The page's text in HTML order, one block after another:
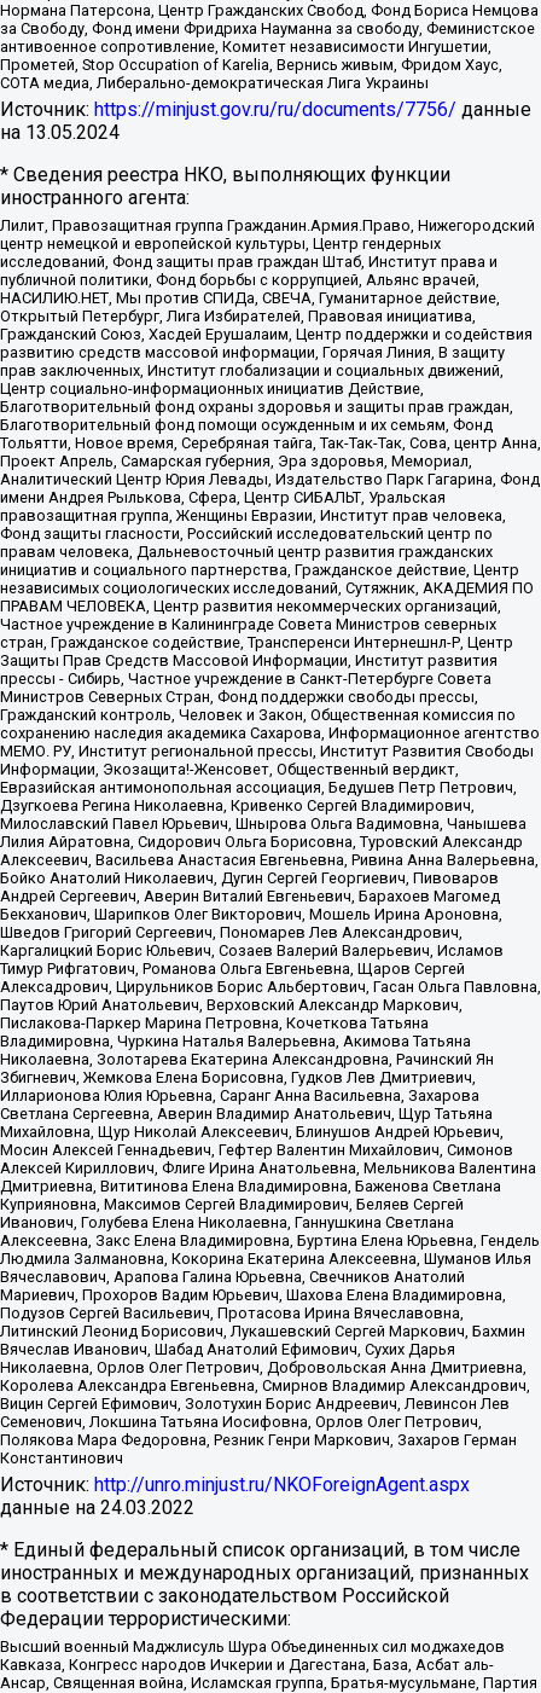
Нормана Патерсона, Центр Гражданских Свобод, Фонд Бориса Немцова
за Свободу, Фонд имени Фридриха Науманна за свободу, Феминистское
антивоенное сопротивление, Комитет независимости Ингушетии,
Прометей, Stop Occupation of Karelia, Вернись живым, Фридом Хаус,
СОТА медиа, Либерально-демократическая Лига Украины
Источник: https://minjust.gov.ru/ru/documents/7756/ данные
на 13.05.2024
* Сведения реестра НКО, выполняющих функции
иностранного агента:
Лилит, Правозащитная группа Гражданин.Армия.Право, Нижегородский
центр немецкой и европейской культуры, Центр гендерных
исследований, Фонд защиты прав граждан Штаб, Институт права и
публичной политики, Фонд борьбы с коррупцией, Альянс врачей,
НАСИЛИЮ.НЕТ, Мы против СПИДа, СВЕЧА, Гуманитарное действие,
Открытый Петербург, Лига Избирателей, Правовая инициатива,
Гражданский Союз, Хасдей Ерушалаим, Центр поддержки и содействия
развитию средств массовой информации, Горячая Линия, В защиту
прав заключенных, Институт глобализации и социальных движений,
Центр социально-информационных инициатив Действие,
Благотворительный фонд охраны здоровья и защиты прав граждан,
Благотворительный фонд помощи осужденным и их семьям, Фонд
Тольятти, Новое время, Серебряная тайга, Так-Так-Так, Сова, центр Анна,
Проект Апрель, Самарская губерния, Эра здоровья, Мемориал,
Аналитический Центр Юрия Левады, Издательство Парк Гагарина, Фонд
имени Андрея Рылькова, Сфера, Центр СИБАЛЬТ, Уральская
правозащитная группа, Женщины Евразии, Институт прав человека,
Фонд защиты гласности, Российский исследовательский центр по
правам человека, Дальневосточный центр развития гражданских
инициатив и социального партнерства, Гражданское действие, Центр
независимых социологических исследований, Сутяжник, АКАДЕМИЯ ПО
ПРАВАМ ЧЕЛОВЕКА, Центр развития некоммерческих организаций,
Частное учреждение в Калининграде Совета Министров северных
стран, Гражданское содействие, Трансперенси Интернешнл-Р, Центр
Защиты Прав Средств Массовой Информации, Институт развития
прессы - Сибирь, Частное учреждение в Санкт-Петербурге Совета
Министров Северных Стран, Фонд поддержки свободы прессы,
Гражданский контроль, Человек и Закон, Общественная комиссия по
сохранению наследия академика Сахарова, Информационное агентство
МЕМО. РУ, Институт региональной прессы, Институт Развития Свободы
Информации, Экозащита!-Женсовет, Общественный вердикт,
Евразийская антимонопольная ассоциация, Бедушев Петр Петрович,
Дзугкоева Регина Николаевна, Кривенко Сергей Владимирович,
Милославский Павел Юрьевич, Шнырова Ольга Вадимовна, Чанышева
Лилия Айратовна, Сидорович Ольга Борисовна, Туровский Александр
Алексеевич, Васильева Анастасия Евгеньевна, Ривина Анна Валерьевна,
Бойко Анатолий Николаевич, Дугин Сергей Георгиевич, Пивоваров
Андрей Сергеевич, Аверин Виталий Евгеньевич, Барахоев Магомед
Бекханович, Шарипков Олег Викторович, Мошель Ирина Ароновна,
Шведов Григорий Сергеевич, Пономарев Лев Александрович,
Каргалицкий Борис Юльевич, Созаев Валерий Валерьевич, Исламов
Тимур Рифгатович, Романова Ольга Евгеньевна, Щаров Сергей
Алексадрович, Цирульников Борис Альбертович, Гасан Ольга Павловна,
Паутов Юрий Анатольевич, Верховский Александр Маркович,
Пислакова-Паркер Марина Петровна, Кочеткова Татьяна
Владимировна, Чуркина Наталья Валерьевна, Акимова Татьяна
Николаевна, Золотарева Екатерина Александровна, Рачинский Ян
Збигневич, Жемкова Елена Борисовна, Гудков Лев Дмитриевич,
Илларионова Юлия Юрьевна, Саранг Анна Васильевна, Захарова
Светлана Сергеевна, Аверин Владимир Анатольевич, Щур Татьяна
Михайловна, Щур Николай Алексеевич, Блинушов Андрей Юрьевич,
Мосин Алексей Геннадьевич, Гефтер Валентин Михайлович, Симонов
Алексей Кириллович, Флиге Ирина Анатольевна, Мельникова Валентина
Дмитриевна, Вититинова Елена Владимировна, Баженова Светлана
Куприяновна, Максимов Сергей Владимирович, Беляев Сергей
Иванович, Голубева Елена Николаевна, Ганнушкина Светлана
Алексеевна, Закс Елена Владимировна, Буртина Елена Юрьевна, Гендель
Людмила Залмановна, Кокорина Екатерина Алексеевна, Шуманов Илья
Вячеславович, Арапова Галина Юрьевна, Свечников Анатолий
Мариевич, Прохоров Вадим Юрьевич, Шахова Елена Владимировна,
Подузов Сергей Васильевич, Протасова Ирина Вячеславовна,
Литинский Леонид Борисович, Лукашевский Сергей Маркович, Бахмин
Вячеслав Иванович, Шабад Анатолий Ефимович, Сухих Дарья
Николаевна, Орлов Олег Петрович, Добровольская Анна Дмитриевна,
Королева Александра Евгеньевна, Смирнов Владимир Александрович,
Вицин Сергей Ефимович, Золотухин Борис Андреевич, Левинсон Лев
Семенович, Локшина Татьяна Иосифовна, Орлов Олег Петрович,
Полякова Мара Федоровна, Резник Генри Маркович, Захаров Герман
Константинович
Источник: http://unro.minjust.ru/NKOForeignAgent.aspx
данные на 24.03.2022
* Единый федеральный список организаций, в том числе
иностранных и международных организаций, признанных
в соответствии с законодательством Российской
Федерации террористическими:
Высший военный Маджлисуль Шура Объединенных сил моджахедов
Кавказа, Конгресс народов Ичкерии и Дагестана, База, Асбат аль-
Ансар, Священная война, Исламская группа, Братья-мусульмане, Партия